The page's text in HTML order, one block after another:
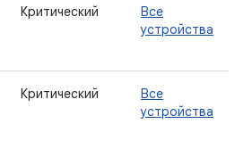
Критический
Все
устройства
Критический
Все
устройства